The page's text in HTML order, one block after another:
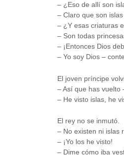
– ¿Eso de allí son
– Claro que son
– ¿Y esas criaturas
– Son todas
– ¡Entonces Dios
– Yo soy Dios –
El joven príncipe
– Así que has vuelto
– He visto islas, he
El rey no se inmutó.
– No existen ni islas
– ¡Yo los he visto!
– Dime cómo iba